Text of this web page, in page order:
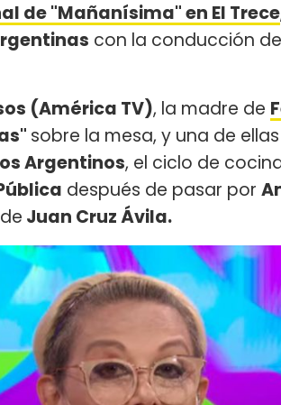
de "Mañanísima" en El Trece
con la conducción de
(América TV), la madre de
sobre la mesa, y una de
Argentinos, el ciclo de
después de pasar por
Juan Cruz Ávila.